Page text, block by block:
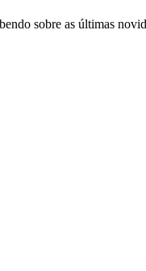
sobre as últimas